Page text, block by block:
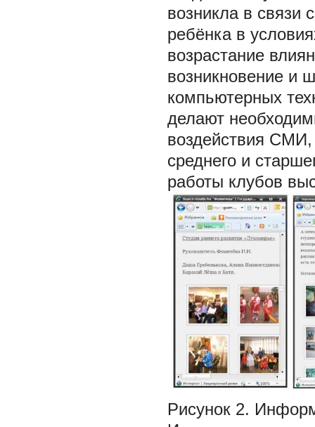
возникла в связи
ребёнка в
возрастание
возникновение и
компьютерных
делают
воздействия
среднего и
работы клубов
Рисунок 2.